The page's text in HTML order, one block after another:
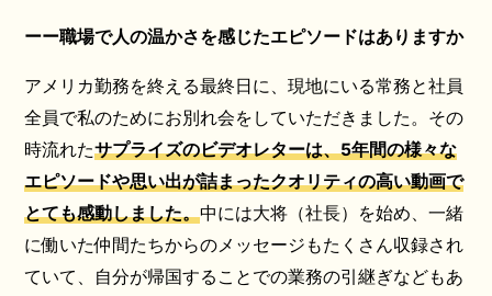
ーー職場で人の温かさを感じたエピソードはありますか
アメリカ勤務を終える最終日に、現地にいる常務と社員
全員で私のためにお別れ会をしていただきました。その
時流れたサプライズのビデオレターは、5年間の様々な
エピソードや思い出が詰まったクオリティの高い動画で
とても感動しました。中には大将（社長）を始め、一緒
に働いた仲間たちからのメッセージもたくさん収録され
ていて、自分が帰国することでの業務の引継ぎなどもあ